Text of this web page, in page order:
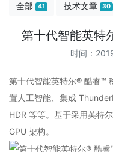
全部 41 技术文章 30
第十代智能英特
时间：
第十代智能英特尔® 酷睿™
置人工智能、集成
HDR 等等。基于采用英特
GPU 架构。